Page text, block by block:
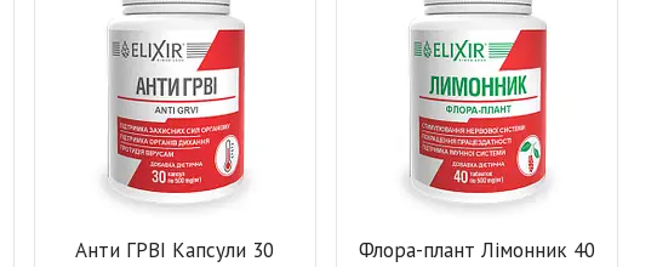
Анти ГРВІ Капсули 30 Флора-плант Лімонник 40